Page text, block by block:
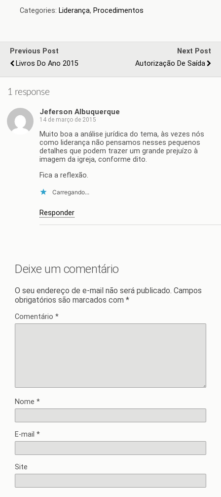
Categories: Liderança, Procedimentos
Previous Post
Livros Do Ano 2015
Next Post
Autorização De Saída
1 response
Jeferson Albuquerque
14 de março de 2015
Muito boa a análise jurídica do tema, às vezes nós
como liderança não pensamos nesses pequenos
detalhes que podem trazer um grande prejuízo à
imagem da igreja, conforme dito.
Fica a reflexão.
Carregando...
Responder
Deixe um comentário
O seu endereço de e-mail não será publicado. Campos
obrigatórios são marcados com *
Comentário *
Nome *
E-mail *
Site